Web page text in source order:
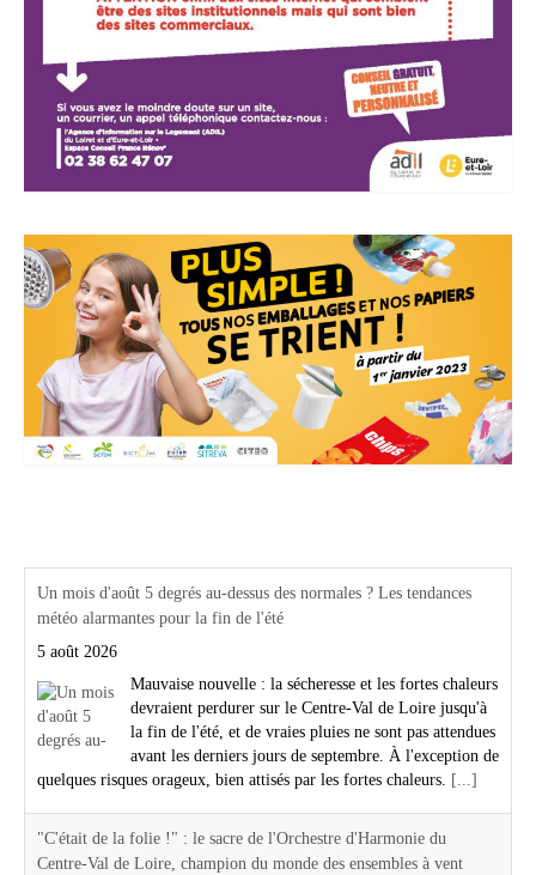
Un mois d'août 5 degrés au-dessus des normales ? Les tendances
météo alarmantes pour la fin de l'été
5 août 2026
Mauvaise nouvelle : la sécheresse et les fortes chaleurs
devraient perdurer sur le Centre-Val de Loire jusqu'à
la fin de l'été, et de vraies pluies ne sont pas attendues
avant les derniers jours de septembre. À l'exception de
quelques risques orageux, bien attisés par les fortes chaleurs. [...]
"C'était de la folie !" : le sacre de l'Orchestre d'Harmonie du
Centre-Val de Loire, champion du monde des ensembles à vent